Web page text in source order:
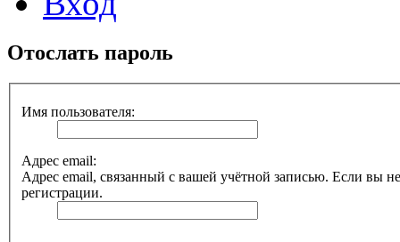
Отослать пароль
Имя пользователя:
Адрес email:
Адрес email, связанный с вашей учётной записью. Если вы
регистрации.